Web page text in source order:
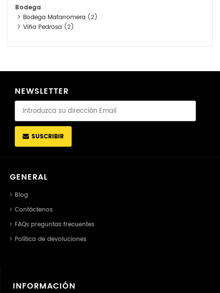
Bodega
Bodega Matarromera (2)
Viña Pedrosa (2)
NEWSLETTER
SUSCRIBIR
GENERAL
Blog
Contáctenos
FAQs preguntas frecuentes
Política de devoluciones
INFORMACIÓN